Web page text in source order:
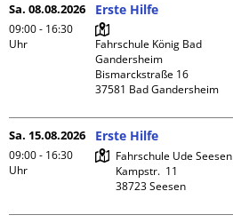
Sa. 08.08.2026
09:00 - 16:30
Uhr
Erste Hilfe
Fahrschule König Bad
Gandersheim
Bismarckstraße 16
Sa. 15.08.2026
09:00 - 16:30
Uhr
Erste Hilfe
Fahrschule Ude Seesen
Kampstr.  11